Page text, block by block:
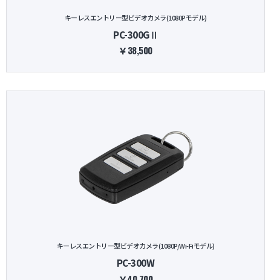
キーレスエントリー型ビデオカメラ(1080Pモデル)
PC-300GⅡ
￥38,500
キーレスエントリー型ビデオカメラ(1080P/Wi-Fiモデル)
PC-300W